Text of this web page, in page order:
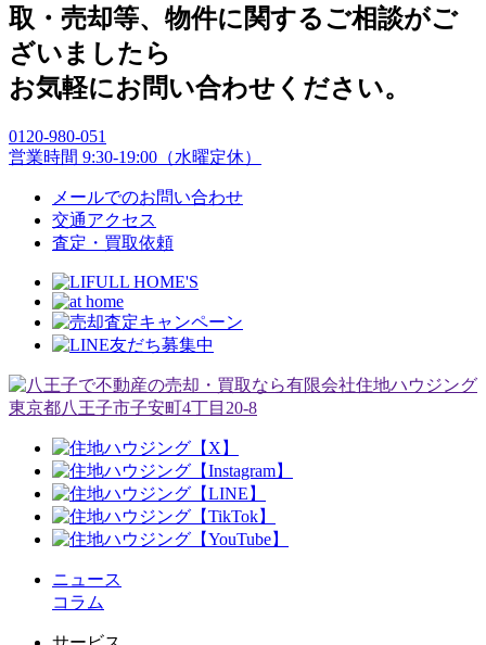
取・売却等、物件に関するご相談がご
ざいましたら
お気軽にお問い合わせください。
0120-980-051
営業時間 9:30-19:00（水曜定休）
メールでのお問い合わせ
交通アクセス
査定・買取依頼
ニュース
コラム